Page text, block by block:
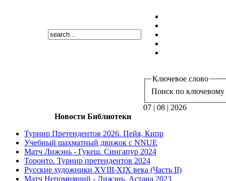
Ключевое слово
Поиск по ключевому
07 | 08 | 2026
Новости Библиотеки
Турнир Претендентов 2026. Пейя, Кипр
Учебный шахматный движок с NNUE
Матч Лижэнь - Гукеш. Сингапур 2024
Торонто. Турнир претендентов 2024
Русские художники XVIII-XIX века (Часть II)
Матч Непомнящий - Лижэнь. Астана 2023